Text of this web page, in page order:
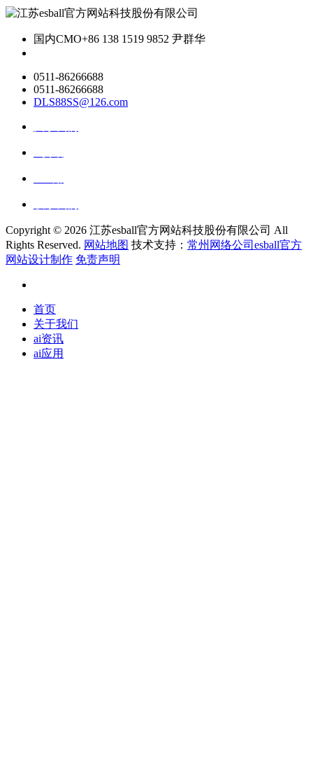
国内CMO+86 138 1519 9852 尹群华
0511-86266688
0511-86266688
DLS88SS@126.com
Copyright © 2026 江苏esball官方网站科技股份有限公司 All
Rights Reserved. 网站地图 技术支持： 常州网络公司esball官方
网站设计制作 免责声明
首页
关于我们
ai资讯
ai应用